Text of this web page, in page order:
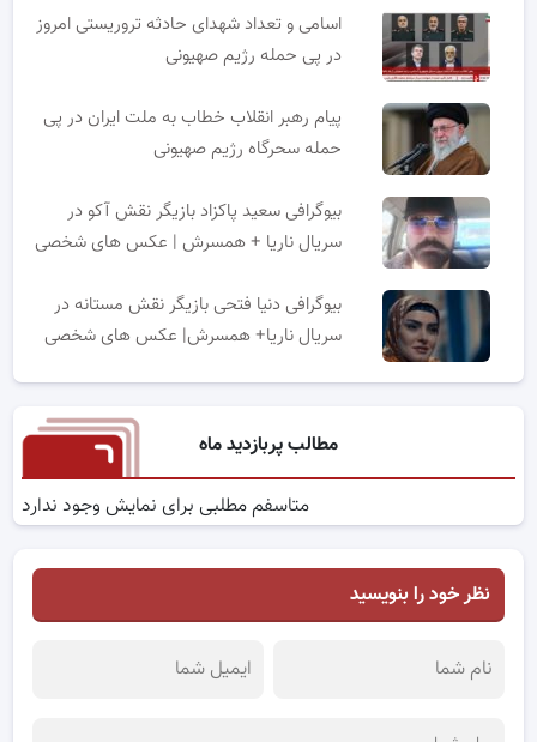
اسامی و تعداد شهدای حادثه تروریستی امروز
در پی حمله رژیم صهیونی
پیام رهبر انقلاب خطاب به ملت ایران در پی
حمله سحرگاه رژیم صهیونی
بیوگرافی سعید پاکزاد بازیگر نقش آکو در
سریال ناریا + همسرش | عکس های شخصی
بیوگرافی دنیا فتحی بازیگر نقش مستانه در
سریال ناریا+ همسرش| عکس های شخصی
مطالب پربازدید ماه
متاسفم مطلبی برای نمایش وجود ندارد
نظر خود را بنویسید